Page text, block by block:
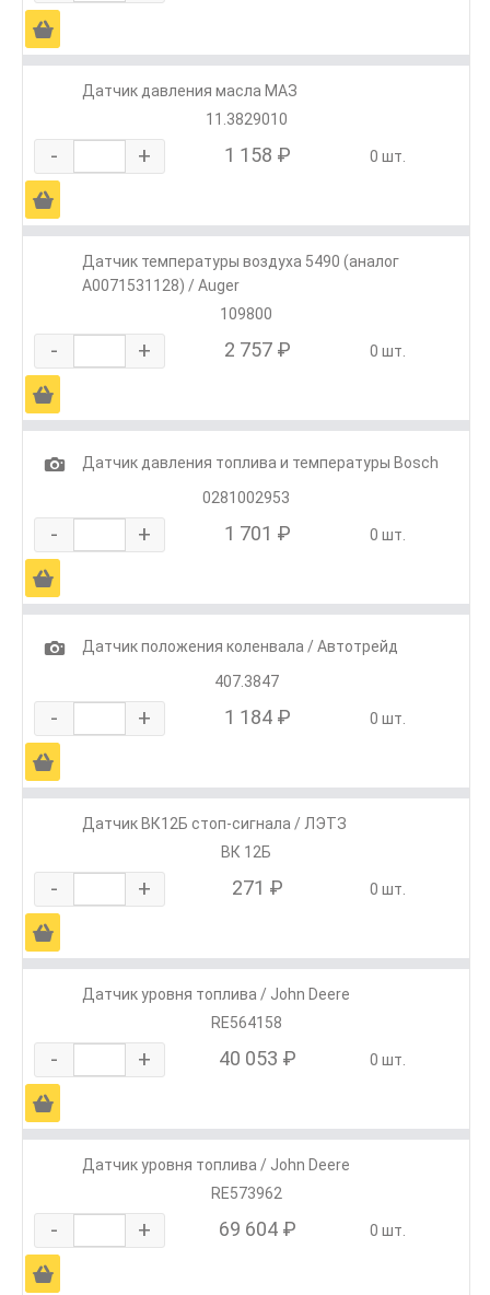
Ä
Датчик давления масла МАЗ
11.3829010
- + 1 158 ₽ 0 шт.
Ä
Датчик температуры воздуха 5490 (аналог
A0071531128) / Auger
109800
- + 2 757 ₽ 0 шт.
Ä
1
Датчик давления топлива и температуры Bosch
0281002953
- + 1 701 ₽ 0 шт.
Ä
1
Датчик положения коленвала / Автотрейд
407.3847
- + 1 184 ₽ 0 шт.
Ä
Датчик ВК12Б стоп-сигнала / ЛЭТЗ
ВК 12Б
- + 271 ₽ 0 шт.
Ä
Датчик уровня топлива / John Deere
RE564158
- + 40 053 ₽ 0 шт.
Ä
Датчик уровня топлива / John Deere
RE573962
- + 69 604 ₽ 0 шт.
Ä